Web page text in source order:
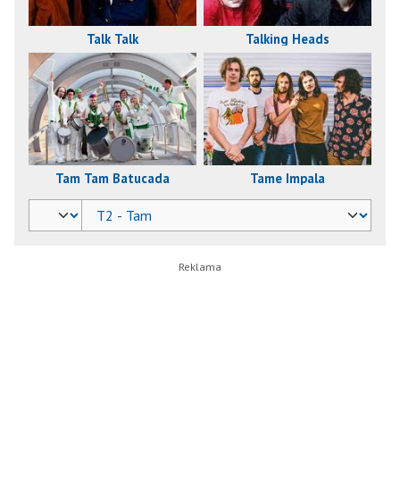
Talk Talk Talking Heads
Tam Tam Batucada Tame Impala